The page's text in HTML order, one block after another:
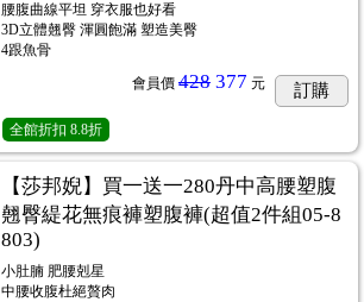
腰腹曲線平坦 穿衣服也好看
3D立體翹臀 渾圓飽滿 塑造美臀
4跟魚骨
會員價 428 377 元 訂購
全館折扣 8.8折
【莎邦婗】買一送一280丹中高腰塑腹
翹臀緹花無痕褲塑腹褲(超值2件組05-8
803)
小肚腩 肥腰剋星
中腰收腹杜絕贅肉